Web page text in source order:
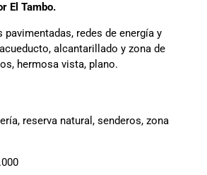
El Tambo.
redes de energía y
alcantarillado y zona de
hermosa vista, plano.
reserva natural, senderos, zona